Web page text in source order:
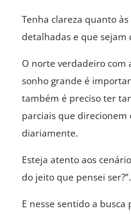
Tenha clareza quanto
detalhadas e que sejam
O norte verdadeiro com
sonho grande é
também é preciso ter
parciais que direcionem
diariamente.
Esteja atento aos
do jeito que pensei ser?”.
E nesse sentido a busca